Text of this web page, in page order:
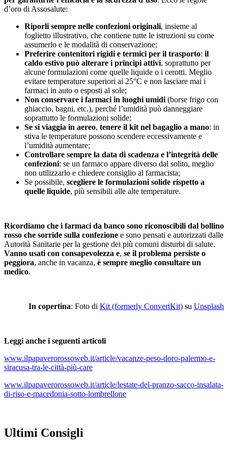
d’oro di Assosalute:
Riporli sempre nelle confezioni originali, insieme al
foglietto illustrativo, che contiene tutte le istruzioni su come
assumerlo e le modalità di conservazione;
Preferire contenitori rigidi e termici per il trasporto: il
caldo estivo può alterare i principi attivi, soprattutto per
alcune formulazioni come quelle liquide o i cerotti. Meglio
evitare temperature superiori ai 25°C e non lasciare mai i
farmaci in auto o esposti al sole;
Non conservare i farmaci in luoghi umidi (borse frigo con
ghiaccio, bagni, etc.), perché l’umidità può danneggiare
soprattutto le formulazioni solide;
Se si viaggia in aereo, tenere il kit nel bagaglio a mano: in
stiva le temperature possono scendere eccessivamente e
l’umidità aumentare;
Controllare sempre la data di scadenza e l’integrità delle
confezioni: se un farmaco appare diverso dal solito, meglio
non utilizzarlo e chiedere consiglio al farmacista;
Se possibile, scegliere le formulazioni solide rispetto a
quelle liquide, più sensibili alle alte temperature.
Ricordiamo che i farmaci da banco sono riconoscibili dal bollino
rosso che sorride sulla confezione e sono pensati e autorizzati dalle
Autorità Sanitarie per la gestione dei più comuni disturbi di salute.
Vanno usati con consapevolezza e, se il problema persiste o
peggiora, anche in vacanza, è sempre meglio consultare un
medico.
In copertina: Foto di Kit (formerly ConvertKit) su Unsplash
Leggi anche i seguenti articoli
www.ilpapaverorossoweb.it/article/vacanze-peso-doro-palermo-e-
siracusa-tra-le-città-più-care
www.ilpapaverorossoweb.it/article/lestate-del-pranzo-sacco-insalata-
di-riso-e-macedonia-sotto-lombrellone
Ultimi Consigli